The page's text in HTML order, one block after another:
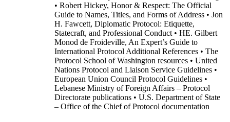
• Robert Hickey, Honor & Respect: The Official
Guide to Names, Titles, and Forms of Address • Jon
H. Fawcett, Diplomatic Protocol: Etiquette,
Statecraft, and Professional Conduct • HE. Gilbert
Monod de Froideville, An Expert’s Guide to
International Protocol Additional References • The
Protocol School of Washington resources • United
Nations Protocol and Liaison Service Guidelines •
European Union Council Protocol Guidelines •
Lebanese Ministry of Foreign Affairs – Protocol
Directorate publications • U.S. Department of State
– Office of the Chief of Protocol documentation